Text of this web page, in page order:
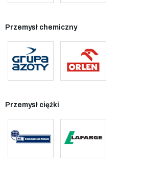
Przemysł chemiczny
Przemysł ciężki